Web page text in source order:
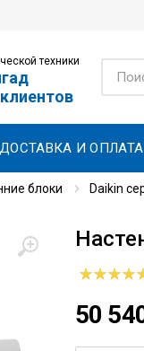
техники
ДОСТАВКА И ОПЛАТА
блоки Daikin
50